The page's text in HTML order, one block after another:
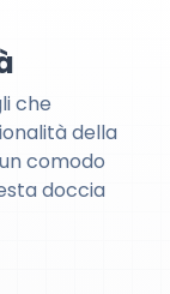
che
della
comodo
doccia